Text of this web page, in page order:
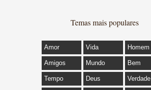
Temas mais populares
Amor Vida Homem
Amigos Mundo Bem
Tempo Deus Verdade